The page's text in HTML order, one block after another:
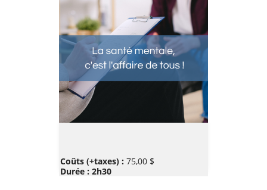
Prix
Coûts (+taxes) : 75,00 $
Durée : 2h30